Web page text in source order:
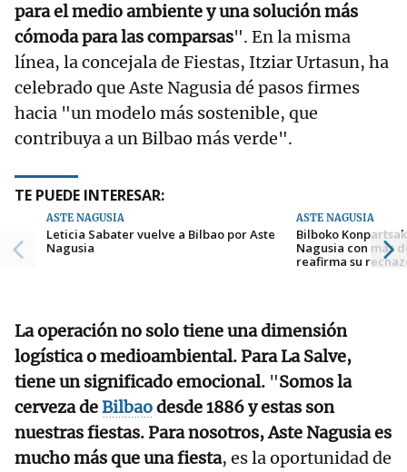
para el medio ambiente y una solución más
cómoda para las comparsas". En la misma
línea, la concejala de Fiestas, Itziar Urtasun, ha
celebrado que Aste Nagusia dé pasos firmes
hacia "un modelo más sostenible, que
contribuya a un Bilbao más verde".
TE PUEDE INTERESAR:
ASTE NAGUSIA
Leticia Sabater vuelve a Bilbao por Aste
Nagusia
ASTE NAGUSIA
Bilboko
Nagusia con más
reafirma su
La operación no solo tiene una dimensión
logística o medioambiental. Para La Salve,
tiene un significado emocional. "Somos la
cerveza deBilbaodesde 1886 y estas son
nuestras fiestas. Para nosotros, Aste Nagusia es
mucho más que una fiesta, es la oportunidad de